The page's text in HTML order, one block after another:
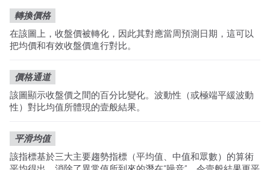
轉換價格
在該圖上，收盤價被轉化，因此其對應當周預測日期，這可以
把均價和有效收盤價進行對比。
價格通道
該圖顯示收盤價之間的百分比變化。波動性（或極端平緩波動
性）對比均值所體現的壹般結果。
平滑均值
該指標基於三大主要趨勢指標（平均值、中值和眾數）的算術